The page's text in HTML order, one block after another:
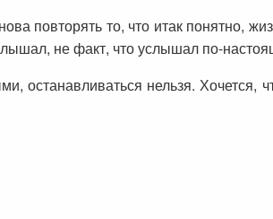
повторять то, что итак понятно,
не факт, что услышал по-
нельзя. Хочется,